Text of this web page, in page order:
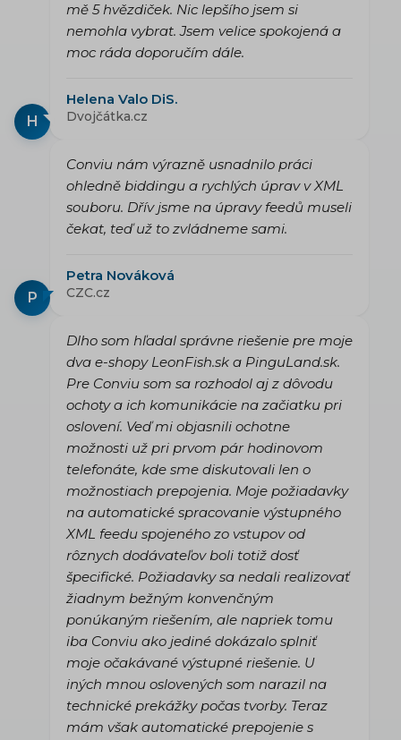
H
mě 5 hvězdiček. Nic lepšího jsem si
nemohla vybrat. Jsem velice spokojená a
moc ráda doporučím dále.
Helena Valo DiS.
Dvojčátka.cz
P
Conviu nám výrazně usnadnilo práci
ohledně biddingu a rychlých úprav v XML
souboru. Dřív jsme na úpravy feedů museli
čekat, teď už to zvládneme sami.
Petra Nováková
CZC.cz
Dlho som hľadal správne riešenie pre moje
dva e-shopy LeonFish.sk a PinguLand.sk.
Pre Conviu som sa rozhodol aj z dôvodu
ochoty a ich komunikácie na začiatku pri
oslovení. Veď mi objasnili ochotne
možnosti už pri prvom pár hodinovom
telefonáte, kde sme diskutovali len o
možnostiach prepojenia. Moje požiadavky
na automatické spracovanie výstupného
XML feedu spojeného zo vstupov od
rôznych dodávateľov boli totiž dosť
špecifické. Požiadavky sa nedali realizovať
žiadnym bežným konvenčným
ponúkaným riešením, ale napriek tomu
iba Conviu ako jediné dokázalo splniť
moje očakávané výstupné riešenie. U
iných mnou oslovených som narazil na
technické prekážky počas tvorby. Teraz
mám však automatické prepojenie s